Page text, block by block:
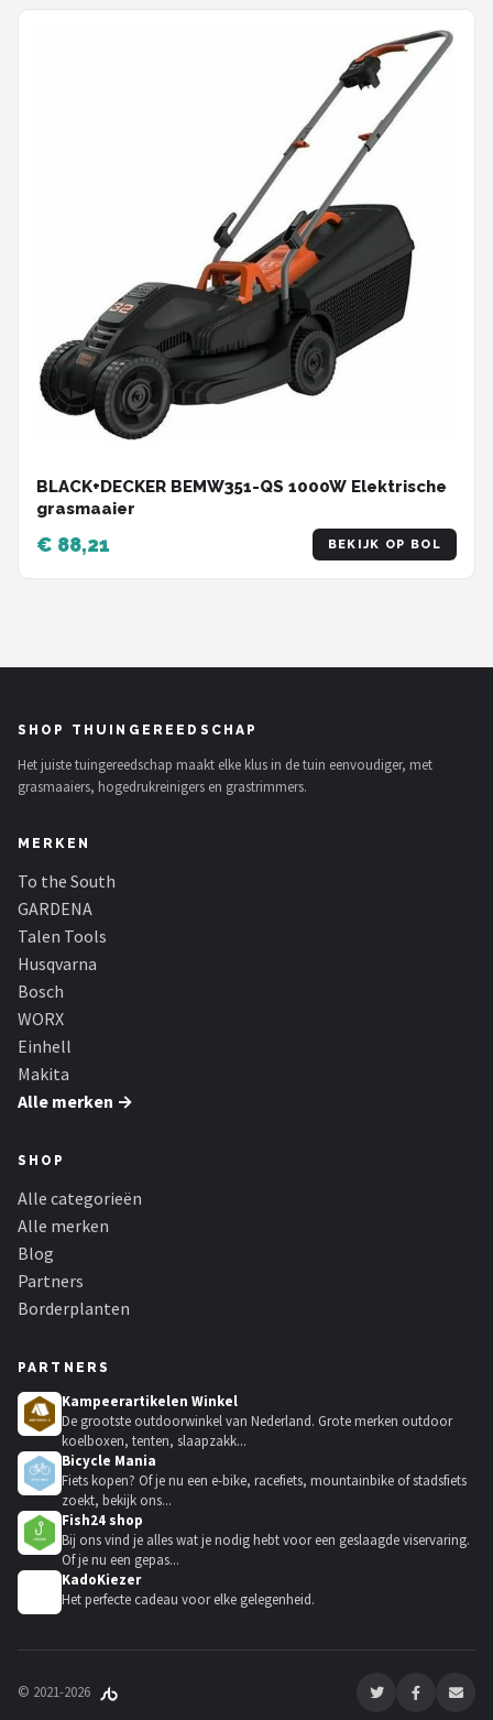
BLACK+DECKER BEMW351-QS 1000W Elektrische
grasmaaier
€ 88,21 BEKIJK OP BOL
SHOP THUINGEREEDSCHAP
Het juiste tuingereedschap maakt elke klus in de tuin eenvoudiger, met
grasmaaiers, hogedrukreinigers en grastrimmers.
MERKEN
To the South
GARDENA
Talen Tools
Husqvarna
Bosch
WORX
Einhell
Makita
Alle merken →
SHOP
Alle categorieën
Alle merken
Blog
Partners
Borderplanten
PARTNERS
Kampeerartikelen Winkel
De grootste outdoorwinkel van Nederland. Grote merken outdoor
koelboxen, tenten, slaapzakk...
Bicycle Mania
Fiets kopen? Of je nu een e-bike, racefiets, mountainbike of stadsfiets
zoekt, bekijk ons...
Fish24 shop
Bij ons vind je alles wat je nodig hebt voor een geslaagde viservaring.
Of je nu een gepas...
KadoKiezer
Het perfecte cadeau voor elke gelegenheid.
© 2021-2026